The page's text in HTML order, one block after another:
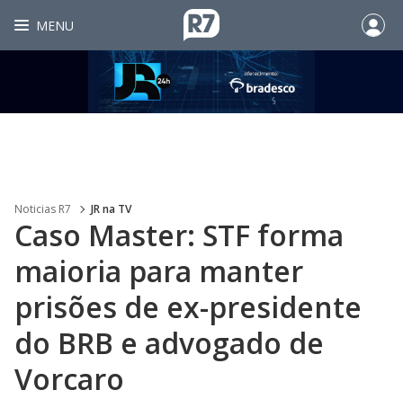
MENU
Noticias R7 JR na TV
Caso Master: STF forma
maioria para manter
prisões de ex-presidente
do BRB e advogado de
Vorcaro